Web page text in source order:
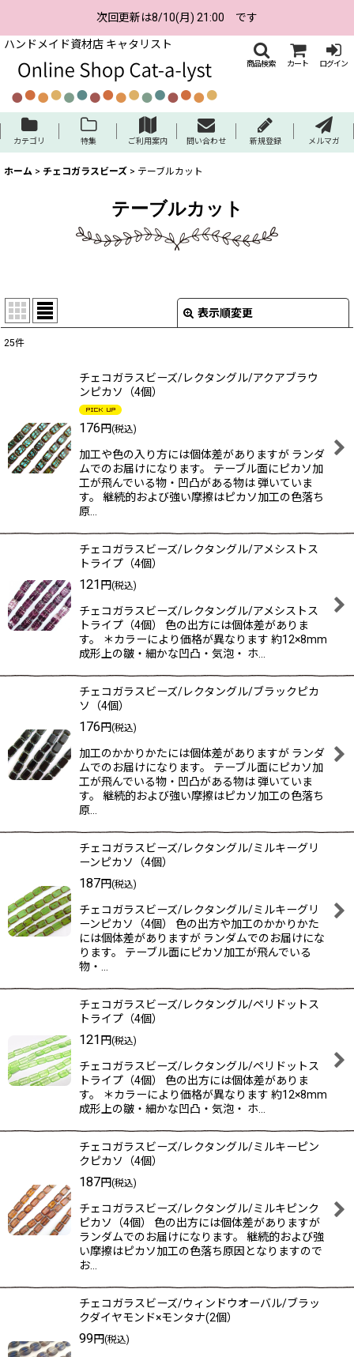
次回更新は8/10(月) 21:00 です
ハンドメイド資材店 キャタリスト
商品検索 カート ログイン
カテゴリ 特集 ご利用案内 問い合わせ 新規登録 メルマガ
ホーム > チェコガラスビーズ > テーブルカット
テーブルカット
表示順変更
並び順:
絞り込む
25件
チェコガラスビーズ/レクタングル/アクアブラウ
ンピカソ（4個）
176円(税込)
加工や色の入り方には個体差がありますが ランダ
ムでのお届けになります。 テーブル面にピカソ加
工が飛んでいる物・凹凸がある物は 弾いていま
す。 継続的および強い摩擦はピカソ加工の色落ち
原…
チェコガラスビーズ/レクタングル/アメシストス
トライプ（4個）
121 円(税込)
チェコガラスビーズ/レクタングル/アメシストス
トライプ（4個） 色の出方には個体差がありま
す。 ＊カラーにより価格が異なります 約12×8mm
成形上の皺・細かな凹凸・気泡・ ホ…
チェコガラスビーズ/レクタングル/ブラックピカ
ソ（4個）
176円(税込)
加工のかかりかたには個体差がありますが ランダ
ムでのお届けになります。 テーブル面にピカソ加
工が飛んでいる物・凹凸がある物は 弾いていま
す。 継続的および強い摩擦はピカソ加工の色落ち
原…
チェコガラスビーズ/レクタングル/ミルキーグリ
ーンピカソ（4個）
187円(税込)
チェコガラスビーズ/レクタングル/ミルキーグリ
ーンピカソ（4個） 色の出方や加工のかかりかた
には個体差がありますが ランダムでのお届けにな
ります。 テーブル面にピカソ加工が飛んでいる
物・…
チェコガラスビーズ/レクタングル/ペリドットス
トライプ（4個）
121 円(税込)
チェコガラスビーズ/レクタングル/ペリドットス
トライプ（4個） 色の出方には個体差がありま
す。 ＊カラーにより価格が異なります 約12×8mm
成形上の皺・細かな凹凸・気泡・ ホ…
チェコガラスビーズ/レクタングル/ミルキーピン
クピカソ（4個）
187円(税込)
チェコガラスビーズ/レクタングル/ミルキピンク
ピカソ（4個） 色の出方には個体差がありますが
ランダムでのお届けになります。 継続的および強
い摩擦はピカソ加工の色落ち原因となりますので
お…
チェコガラスビーズ/ウィンドウオーバル/ブラッ
クダイヤモンド×モンタナ(2個）
99円(税込)